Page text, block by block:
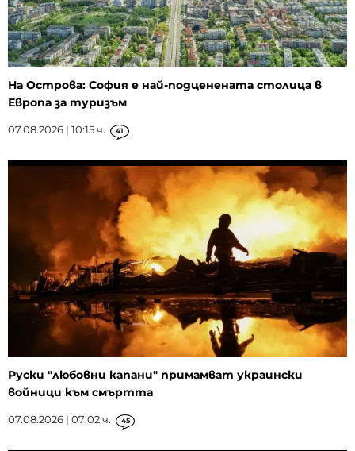
На Острова: София е най-подценената столица в
Европа за туризъм
07.08.2026 | 10:15 ч. 41
Руски "любовни капани" примамват украински
войници към смъртта
07.08.2026 | 07:02 ч. 45